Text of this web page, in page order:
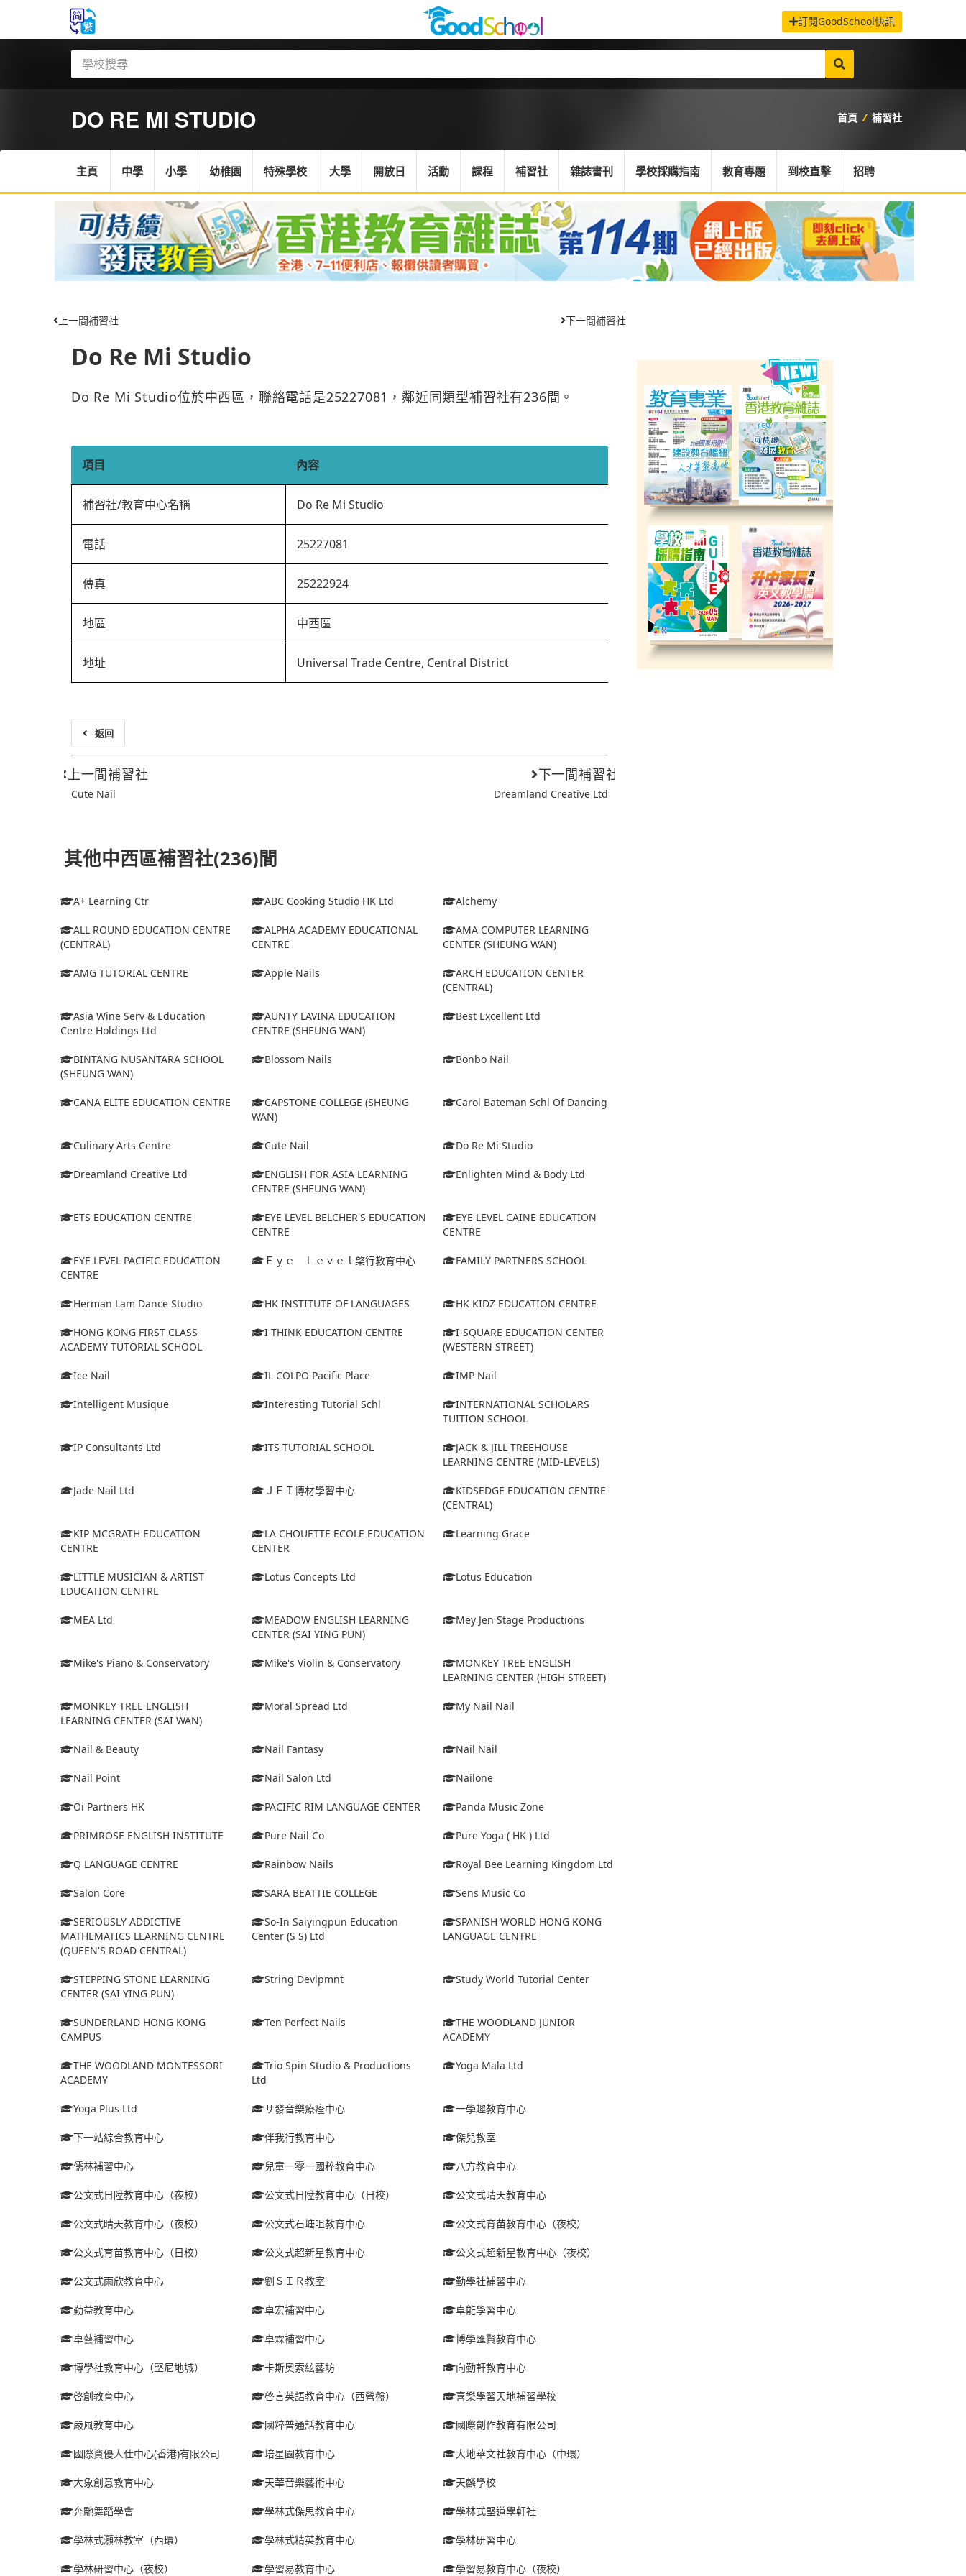
訂閱GoodSchool快訊
DO RE MI STUDIO 首頁 / 補習社
主頁 中學 小學 幼稚園 特殊學校 大學 開放日 活動 課程 補習社 雜誌書刊 學校採購指南 教育專題 到校直擊 招聘
上一間補習社 下一間補習社
Do Re Mi Studio
Do Re Mi Studio位於中西區，聯絡電話是25227081，鄰近同類型補習社有236間。
項目 內容
補習社/教育中心名稱 Do Re Mi Studio
電話 25227081
傳真 25222924
地區 中西區
地址 Universal Trade Centre, Central District
返回
上一間補習社
Cute Nail
下一間補習社
Dreamland Creative Ltd
其他中西區補習社(236)間
A+ Learning Ctr ABC Cooking Studio HK Ltd Alchemy
ALL ROUND EDUCATION CENTRE
(CENTRAL)
ALPHA ACADEMY EDUCATIONAL
CENTRE
AMA COMPUTER LEARNING
CENTER (SHEUNG WAN)
AMG TUTORIAL CENTRE Apple Nails
ARCH EDUCATION CENTER
(CENTRAL)
Asia Wine Serv & Education
Centre Holdings Ltd
AUNTY LAVINA EDUCATION
CENTRE (SHEUNG WAN)
Best Excellent Ltd
BINTANG NUSANTARA SCHOOL
(SHEUNG WAN)
Blossom Nails Bonbo Nail
CANA ELITE EDUCATION CENTRE
CAPSTONE COLLEGE (SHEUNG
WAN)
Carol Bateman Schl Of Dancing
Culinary Arts Centre Cute Nail Do Re Mi Studio
Dreamland Creative Ltd
ENGLISH FOR ASIA LEARNING
CENTRE (SHEUNG WAN)
Enlighten Mind & Body Ltd
ETS EDUCATION CENTRE
EYE LEVEL BELCHER'S EDUCATION
CENTRE
EYE LEVEL CAINE EDUCATION
CENTRE
EYE LEVEL PACIFIC EDUCATION
CENTRE
Ｅｙｅ Ｌｅｖｅｌ棨行教育中心 FAMILY PARTNERS SCHOOL
Herman Lam Dance Studio HK INSTITUTE OF LANGUAGES HK KIDZ EDUCATION CENTRE
HONG KONG FIRST CLASS
ACADEMY TUTORIAL SCHOOL
I THINK EDUCATION CENTRE
I-SQUARE EDUCATION CENTER
(WESTERN STREET)
Ice Nail IL COLPO Pacific Place IMP Nail
Intelligent Musique Interesting Tutorial Schl
INTERNATIONAL SCHOLARS
TUITION SCHOOL
IP Consultants Ltd ITS TUTORIAL SCHOOL
JACK & JILL TREEHOUSE
LEARNING CENTRE (MID-LEVELS)
Jade Nail Ltd ＪＥＩ博材學習中心
KIDSEDGE EDUCATION CENTRE
(CENTRAL)
KIP MCGRATH EDUCATION
CENTRE
LA CHOUETTE ECOLE EDUCATION
CENTER
Learning Grace
LITTLE MUSICIAN & ARTIST
EDUCATION CENTRE
Lotus Concepts Ltd Lotus Education
MEA Ltd
MEADOW ENGLISH LEARNING
CENTER (SAI YING PUN)
Mey Jen Stage Productions
Mike's Piano & Conservatory Mike's Violin & Conservatory
MONKEY TREE ENGLISH
LEARNING CENTER (HIGH STREET)
MONKEY TREE ENGLISH
LEARNING CENTER (SAI WAN)
Moral Spread Ltd My Nail Nail
Nail & Beauty Nail Fantasy Nail Nail
Nail Point Nail Salon Ltd Nailone
Oi Partners HK PACIFIC RIM LANGUAGE CENTER Panda Music Zone
PRIMROSE ENGLISH INSTITUTE Pure Nail Co Pure Yoga ( HK ) Ltd
Q LANGUAGE CENTRE Rainbow Nails Royal Bee Learning Kingdom Ltd
Salon Core SARA BEATTIE COLLEGE Sens Music Co
SERIOUSLY ADDICTIVE
MATHEMATICS LEARNING CENTRE
(QUEEN'S ROAD CENTRAL)
So-In Saiyingpun Education
Center (S S) Ltd
SPANISH WORLD HONG KONG
LANGUAGE CENTRE
STEPPING STONE LEARNING
CENTER (SAI YING PUN)
String Devlpmnt Study World Tutorial Center
SUNDERLAND HONG KONG
CAMPUS
Ten Perfect Nails
THE WOODLAND JUNIOR
ACADEMY
THE WOODLAND MONTESSORI
ACADEMY
Trio Spin Studio & Productions
Ltd
Yoga Mala Ltd
Yoga Plus Ltd サ發音樂療痊中心 一學趣教育中心
下一站綜合教育中心 伴我行教育中心 傑兒教室
儒林補習中心 兒童一零一國粹教育中心 八方教育中心
公文式日陞教育中心（夜校） 公文式日陞教育中心（日校） 公文式晴天教育中心
公文式晴天教育中心（夜校） 公文式石塘咀教育中心 公文式育苗教育中心（夜校）
公文式育苗教育中心（日校） 公文式超新星教育中心 公文式超新星教育中心（夜校）
公文式雨欣教育中心 劉ＳＩＲ教室 勤學社補習中心
勤益教育中心 卓宏補習中心 卓能學習中心
卓藝補習中心 卓霖補習中心 博學匯賢教育中心
博學社教育中心（堅尼地城） 卡斯奧索絃藝坊 向勤軒教育中心
啓創教育中心 啓言英語教育中心（西營盤） 喜樂學習天地補習學校
嚴風教育中心 國粹普通話教育中心 國際創作教育有限公司
國際資優人仕中心(香港)有限公司 培星園教育中心 大地華文社教育中心（中環）
大象創意教育中心 天華音樂藝術中心 天麟學校
奔馳舞蹈學會 學林式傑思教育中心 學林式堅道學軒社
學林式灝林教室（西環） 學林式精英教育中心 學林研習中心
學林研習中心（夜校） 學習易教育中心 學習易教育中心（夜校）